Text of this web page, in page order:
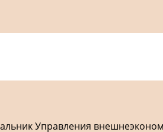
Управления